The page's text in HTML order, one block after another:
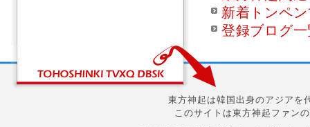
新着トンペ
登録ブログ
東方神起は韓国出身のアジアを
このサイトは東方神起ファン